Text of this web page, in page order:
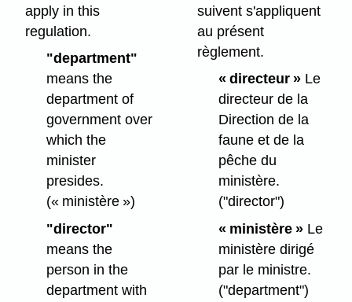
apply in this
regulation.
"department"
means the
department of
government over
which the
minister
presides.
(« ministère »)
"director"
means the
person in the
department with
suivent s'appliquent
au présent
règlement.
« directeur » Le
directeur de la
Direction de la
faune et de la
pêche du
ministère.
("director")
« ministère » Le
ministère dirigé
par le ministre.
("department")